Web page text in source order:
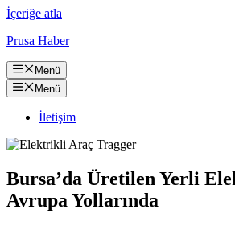
İçeriğe atla
Prusa Haber
Menü
Menü
İletişim
Bursa’da Üretilen Yerli
Avrupa Yollarında